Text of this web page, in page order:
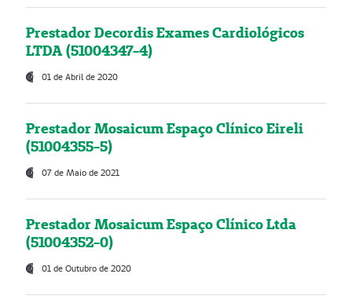
Prestador Decordis Exames Cardiológicos
LTDA (51004347-4)
01 de Abril de 2020
Prestador Mosaicum Espaço Clínico Eireli
(51004355-5)
07 de Maio de 2021
Prestador Mosaicum Espaço Clínico Ltda
(51004352-0)
01 de Outubro de 2020